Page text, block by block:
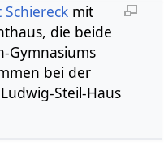
mit
die beide
Gymnasiums
bei der
Steil-Haus